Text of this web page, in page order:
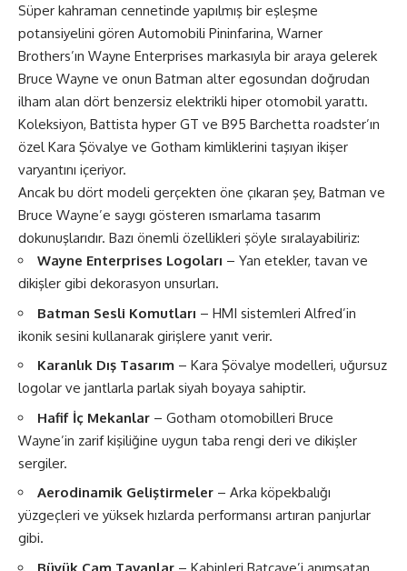
Süper kahraman cennetinde yapılmış bir eşleşme
potansiyelini gören Automobili Pininfarina, Warner
Brothers’ın Wayne Enterprises markasıyla bir araya gelerek
Bruce Wayne ve onun Batman alter egosundan doğrudan
ilham alan dört benzersiz elektrikli hiper otomobil yarattı.
Koleksiyon, Battista hyper GT ve B95 Barchetta roadster’ın
özel Kara Şövalye ve Gotham kimliklerini taşıyan ikişer
varyantını içeriyor.
Ancak bu dört modeli gerçekten öne çıkaran şey, Batman ve
Bruce Wayne’e saygı gösteren ısmarlama tasarım
dokunuşlarıdır. Bazı önemli özellikleri şöyle sıralayabiliriz:
Wayne Enterprises Logoları – Yan etekler, tavan ve
dikişler gibi dekorasyon unsurları.
Batman Sesli Komutları – HMI sistemleri Alfred’in
ikonik sesini kullanarak girişlere yanıt verir.
Karanlık Dış Tasarım – Kara Şövalye modelleri, uğursuz
logolar ve jantlarla parlak siyah boyaya sahiptir.
Hafif İç Mekanlar – Gotham otomobilleri Bruce
Wayne’in zarif kişiliğine uygun taba rengi deri ve dikişler
sergiler.
Aerodinamik Geliştirmeler – Arka köpekbalığı
yüzgeçleri ve yüksek hızlarda performansı artıran panjurlar
gibi.
Büyük Cam Tavanlar – Kabinleri Batcave’i anımsatan